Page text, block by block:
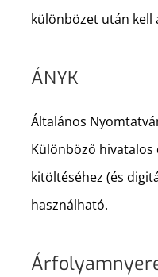
különbözet után kell
ÁNYK
Általános
Különböző
kitöltéséhez (és
használható.